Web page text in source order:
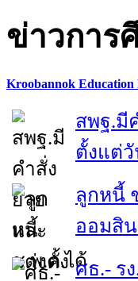
ข่าวการ
Kroobannok Education
สพฐ.มี
ตั้งแต่วั
ลูกหนี้
ออมสิ
ศธ.- ร